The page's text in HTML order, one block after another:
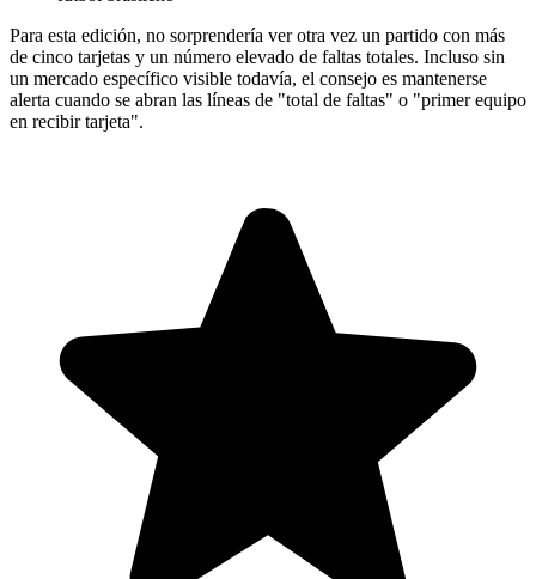
Para esta edición, no sorprendería ver otra vez un partido con más
de cinco tarjetas y un número elevado de faltas totales. Incluso sin
un mercado específico visible todavía, el consejo es mantenerse
alerta cuando se abran las líneas de "total de faltas" o "primer equipo
en recibir tarjeta".